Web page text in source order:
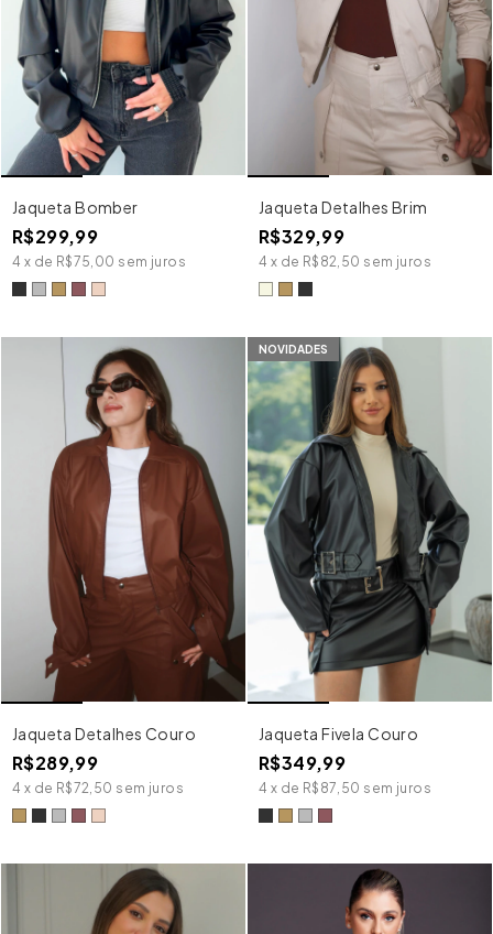
Jaqueta Bomber
R$299,99
4 x de R$75,00 sem juros
Jaqueta Detalhes Brim
R$329,99
4 x de R$82,50 sem juros
Jaqueta Detalhes Couro
R$289,99
4 x de R$72,50 sem juros
NOVIDADES
Jaqueta Fivela Couro
R$349,99
4 x de R$87,50 sem juros